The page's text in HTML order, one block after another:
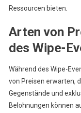
Ressourcen bieten.
Arten von
des Wipe-
Während des Wipe-
von Preisen erwarten,
Gegenstände und
Belohnungen können